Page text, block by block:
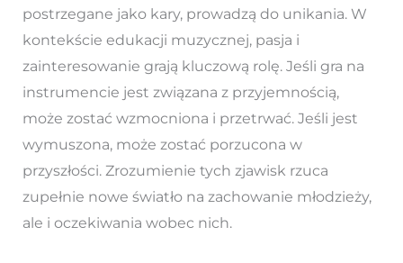
postrzegane jako kary, prowadzą do unikania. W
kontekście edukacji muzycznej, pasja i
zainteresowanie grają kluczową rolę. Jeśli gra na
instrumencie jest związana z przyjemnością,
może zostać wzmocniona i przetrwać. Jeśli jest
wymuszona, może zostać porzucona w
przyszłości. Zrozumienie tych zjawisk rzuca
zupełnie nowe światło na zachowanie młodzieży,
ale i oczekiwania wobec nich.